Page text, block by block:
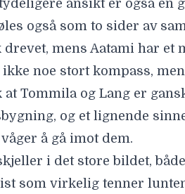
ansikt er også en
også som to sider av
mens Aatami har et
ikke noe stort kompass,
Tommila og Lang er
og et lignende
å gå imot dem.
i det store bildet,
som virkelig tenner